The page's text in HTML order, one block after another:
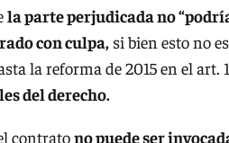
la parte perjudicada no
con culpa, si bien esto no
la reforma de 2015 en el art.
del derecho.
contratono puede ser